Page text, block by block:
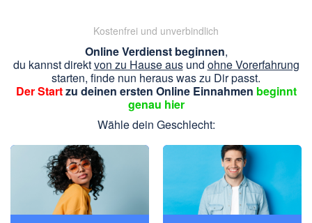
Kostenfrei und unverbindlich
Online Verdienst beginnen,
du kannst direktvon zu Hause ausund ohne Vorerfahrung
starten, finde nun heraus was zu Dir passt.
Der Startzu deinen ersten Online Einnahmen beginnt
genau hier
Wähle dein Geschlecht: